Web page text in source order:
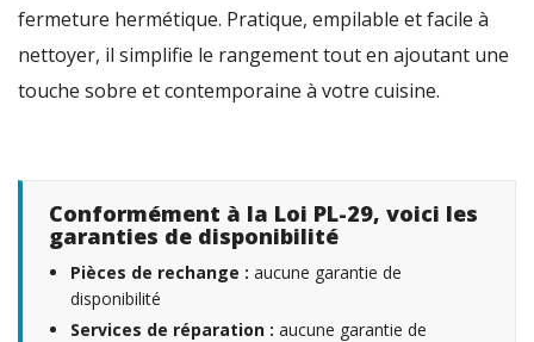
fermeture hermétique. Pratique, empilable et facile à
nettoyer, il simplifie le rangement tout en ajoutant une
touche sobre et contemporaine à votre cuisine.
Conformément à la Loi PL-29, voici les
garanties de disponibilité
Pièces de rechange : aucune garantie de
disponibilité
Services de réparation : aucune garantie de